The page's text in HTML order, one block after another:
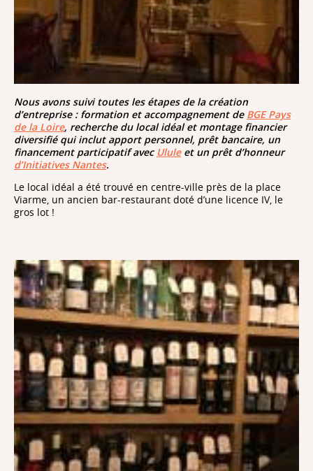
Nous avons suivi toutes les étapes de la création
d’entreprise : formation et accompagnement de BGE Pays
de la Loire, recherche du local idéal et montage financier
diversifié qui inclut apport personnel, prêt bancaire, un
financement participatif avec Ululeet un prêt d’honneur
d’Initiatives Nantes.
Le local idéal a été trouvé en centre-ville près de la place
Viarme, un ancien bar-restaurant doté d’une licence IV, le
gros lot !